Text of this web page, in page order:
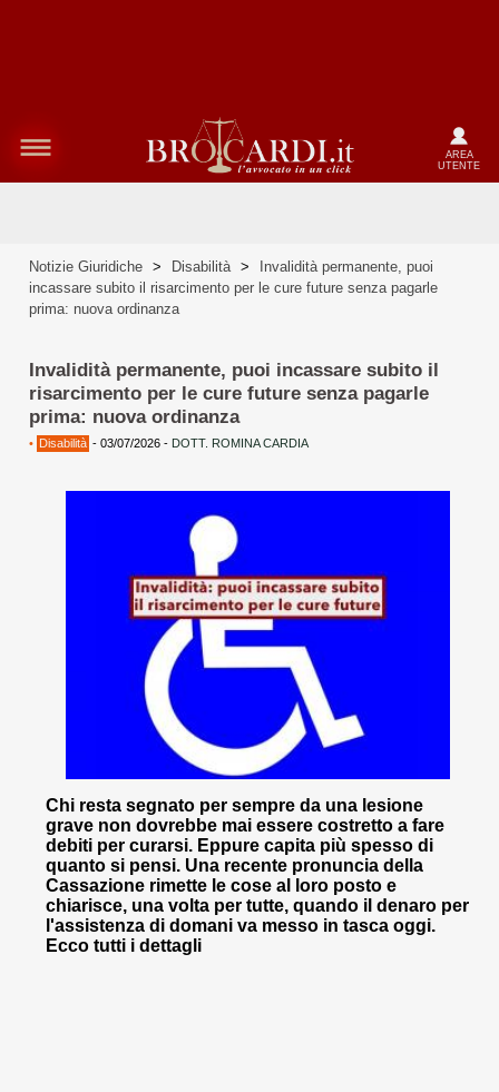
AREA
UTENTE
Notizie Giuridiche > Disabilità >
Invalidità permanente, puoi
incassare subito il risarcimento per le cure future senza pagarle
prima: nuova ordinanza
Invalidità permanente, puoi incassare subito il
risarcimento per le cure future senza pagarle
prima: nuova ordinanza
• Disabilità - 03/07/2026 - DOTT. ROMINA CARDIA
Chi resta segnato per sempre da una lesione
grave non dovrebbe mai essere costretto a fare
debiti per curarsi. Eppure capita più spesso di
quanto si pensi. Una recente pronuncia della
Cassazione rimette le cose al loro posto e
chiarisce, una volta per tutte, quando il denaro per
l'assistenza di domani va messo in tasca oggi.
Ecco tutti i dettagli